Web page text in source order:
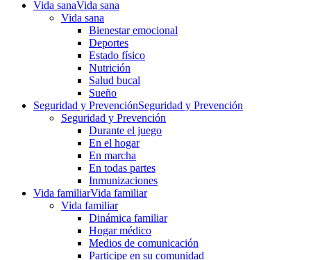
Vida sanaVida sana
Vida sana
Bienestar emocional
Deportes
Estado físico
Nutrición
Salud bucal
Sueño
Seguridad y PrevenciónSeguridad y Prevención
Seguridad y Prevención
Durante el juego
En el hogar
En marcha
En todas partes
Inmunizaciones
Vida familiarVida familiar
Vida familiar
Dinámica familiar
Hogar médico
Medios de comunicación
Participe en su comunidad